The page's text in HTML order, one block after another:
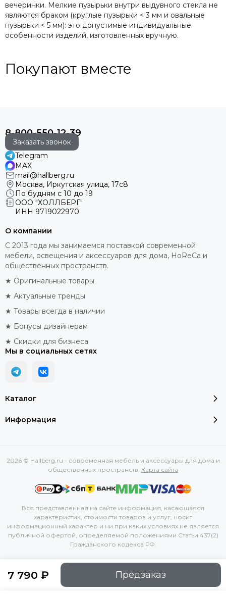
7 790 ₽ Предзаказ
вечеринки. Мелкие пузырьки внутри выдувного стекла не
являются браком (круглые пузырьки < 3 мм и овальные
пузырьки < 5 мм): это допустимые индивидуальные
особенности изделий, изготовленных вручную.
Покупают вместе
8-800-550-12-39
Заказать звонок
Telegram
MAX
mail@hallberg.ru
Москва, Иркутская улица, 17с8
По будням с 10 до 19
ООО "ХОЛЛБЕРГ"
ИНН 9719022970
Каталог
Информация
О компании
С 2013 года мы занимаемся поставкой современной
мебели, освещения и аксессуаров для дома, HoReCa и
общественных пространств.
★ Оригинальные товары
★ Актуальные тренды
★ Товары всегда в наличии
★ Бонусы дизайнерам
★ Скидки для бизнеса
Мы в социальных сетях
2026 © Hallberg.ru - современная мебель и аксессуары для дома и
общественных пространств. Карта сайта
Вся представленная на сайте информация, касающаяся
характеристик, стоимости товаров и услуг, носит
информационный характер и ни при каких условиях не является
публичной офертой, определяемой положениями Статьи 437(2)
Гражданского кодекса РФ.